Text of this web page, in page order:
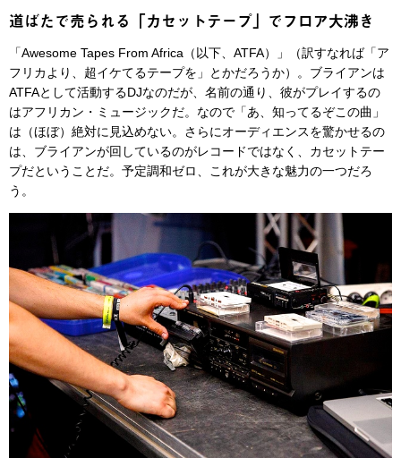
道ばたで売られる「カセットテープ」でフロア大沸き
「Awesome Tapes From Africa（以下、ATFA）」（訳すなれば「ア
フリカより、超イケてるテープを」とかだろうか）。ブライアンは
ATFAとして活動するDJなのだが、名前の通り、彼がプレイするの
はアフリカン・ミュージックだ。なので「あ、知ってるぞこの曲」
は（ほぼ）絶対に見込めない。さらにオーディエンスを驚かせるの
は、ブライアンが回しているのがレコードではなく、カセットテー
プだということだ。予定調和ゼロ、これが大きな魅力の一つだろ
う。